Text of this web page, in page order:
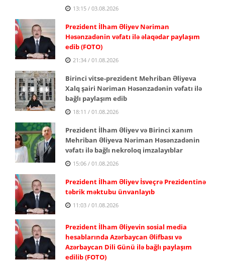
13:15 / 03.08.2026
Prezident İlham Əliyev Nəriman
Həsənzadənin vəfatı ilə əlaqədar paylaşım
edib (FOTO)
21:34 / 01.08.2026
Birinci vitse-prezident Mehriban Əliyeva
Xalq şairi Nəriman Həsənzadənin vəfatı ilə
bağlı paylaşım edib
18:11 / 01.08.2026
Prezident İlham Əliyev və Birinci xanım
Mehriban Əliyeva Nəriman Həsənzadənin
vəfatı ilə bağlı nekroloq imzalayıblar
15:06 / 01.08.2026
Prezident İlham Əliyev İsveçrə Prezidentinə
təbrik məktubu ünvanlayıb
11:03 / 01.08.2026
Prezident İlham Əliyevin sosial media
hesablarında Azərbaycan Əlifbası və
Azərbaycan Dili Günü ilə bağlı paylaşım
edilib (FOTO)